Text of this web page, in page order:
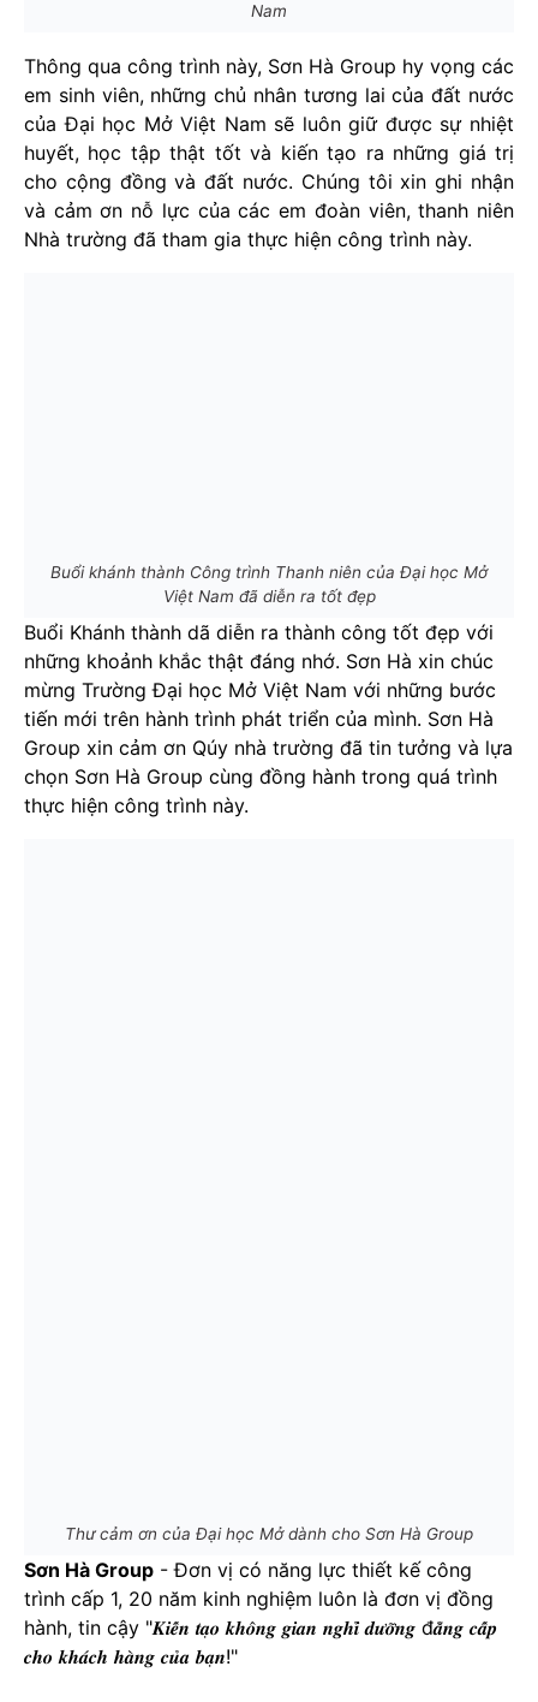
Nam
Thông qua công trình này, Sơn Hà Group hy vọng các
em sinh viên, những chủ nhân tương lai của đất nước
của Đại học Mở Việt Nam sẽ luôn giữ được sự nhiệt
huyết, học tập thật tốt và kiến tạo ra những giá trị
cho cộng đồng và đất nước. Chúng tôi xin ghi nhận
và cảm ơn nỗ lực của các em đoàn viên, thanh niên
Nhà trường đã tham gia thực hiện công trình này.
Buổi khánh thành Công trình Thanh niên của Đại học Mở
Việt Nam đã diễn ra tốt đẹp
Buổi Khánh thành dã diễn ra thành công tốt đẹp với
những khoảnh khắc thật đáng nhớ. Sơn Hà xin chúc
mừng Trường Đại học Mở Việt Nam với những bước
tiến mới trên hành trình phát triển của mình. Sơn Hà
Group xin cảm ơn Qúy nhà trường đã tin tưởng và lựa
chọn Sơn Hà Group cùng đồng hành trong quá trình
thực hiện công trình này.
Thư cảm ơn của Đại học Mở dành cho Sơn Hà Group
Sơn Hà Group - Đơn vị có năng lực thiết kế công
trình cấp 1, 20 năm kinh nghiệm luôn là đơn vị đồng
hành, tin cậy "𝑲𝒊𝒆̂́𝒏 𝒕𝒂̣𝒐 𝒌𝒉𝒐̂𝒏𝒈 𝒈𝒊𝒂𝒏 𝒏𝒈𝒉𝒊̉ 𝒅𝒖̛𝒐̛̃𝒏𝒈 đ𝒂̆̉𝒏𝒈 𝒄𝒂̂́𝒑
𝒄𝒉𝒐 𝒌𝒉𝒂́𝒄𝒉 𝒉𝒂̀𝒏𝒈 𝒄𝒖̉𝒂 𝒃𝒂̣𝒏!"